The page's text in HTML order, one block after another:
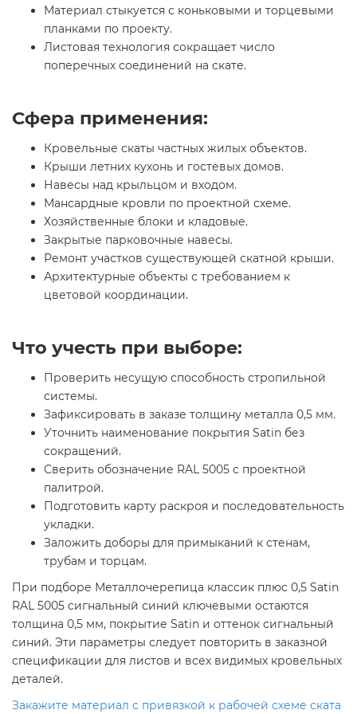
Материал стыкуется с коньковыми и торцевыми
планками по проекту.
Листовая технология сокращает число
поперечных соединений на скате.
Сфера применения:
Кровельные скаты частных жилых объектов.
Крыши летних кухонь и гостевых домов.
Навесы над крыльцом и входом.
Мансардные кровли по проектной схеме.
Хозяйственные блоки и кладовые.
Закрытые парковочные навесы.
Ремонт участков существующей скатной крыши.
Архитектурные объекты с требованием к
цветовой координации.
Что учесть при выборе:
Проверить несущую способность стропильной
системы.
Зафиксировать в заказе толщину металла 0,5 мм.
Уточнить наименование покрытия Satin без
сокращений.
Сверить обозначение RAL 5005 с проектной
палитрой.
Подготовить карту раскроя и последовательность
укладки.
Заложить доборы для примыканий к стенам,
трубам и торцам.
При подборе Металлочерепица классик плюс 0,5 Satin
RAL 5005 сигнальный синий ключевыми остаются
толщина 0,5 мм, покрытие Satin и оттенок сигнальный
синий. Эти параметры следует повторить в заказной
спецификации для листов и всех видимых кровельных
деталей.
Закажите материал с привязкой к рабочей схеме ската